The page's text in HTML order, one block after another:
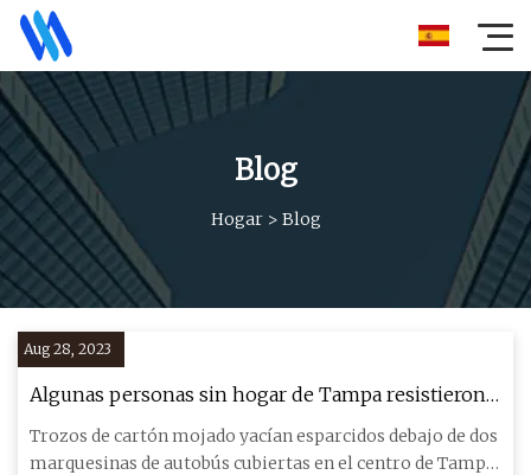
Blog
Hogar> Blog
Aug 28, 2023
Algunas personas sin hogar de Tampa resistieron
el huracán Idalia desde las marquesinas de autobús
Trozos de cartón mojado yacían esparcidos debajo de dos
marquesinas de autobús cubiertas en el centro de Tampa